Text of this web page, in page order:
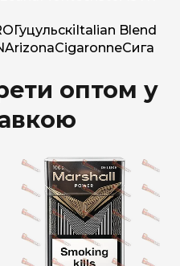
Гуцульскі Italian Blend
ArizonaCigaronneСига
оптом у